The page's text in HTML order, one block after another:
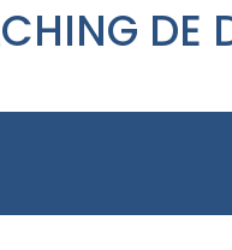
DE